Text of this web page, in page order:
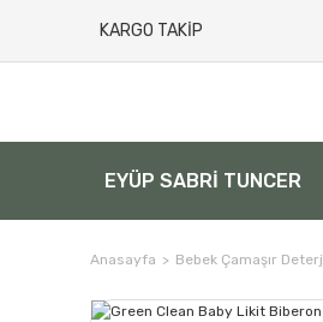
KARGO TAKİP
EYÜP SABRİ TUNCER
Anasayfa Bebek Çamaşır